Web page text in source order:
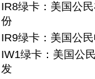
IR8绿卡：美国公
份
IR9绿卡：美国公
IW1绿卡：美国公
发